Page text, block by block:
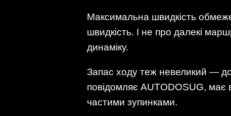
Максимальна швидкість
швидкість. І не про далекі
динаміку.
Запас ходу теж невеликий —
повідомляє AUTODOSUG, має
частими зупинками.